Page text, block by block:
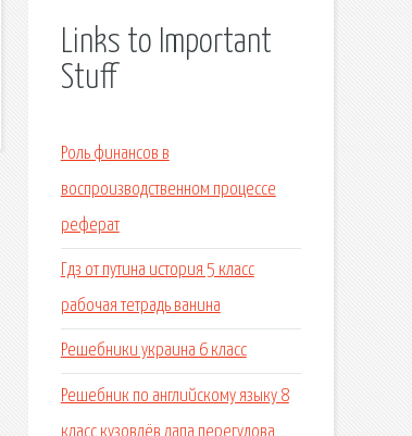
Links to Important
Stuff
Роль финансов в
воспроизводственном процессе
реферат
Гдз от путина история 5 класс
рабочая тетрадь ванина
Решебники украина 6 класс
Решебник по английскому языку 8
класс кузовлёв лапа перегудова